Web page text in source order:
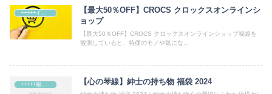
+++++イベント・ショップ
【最大50％OFF】CROCS クロックスオンラインシ
ョップ
【最大50％OFF】CROCS クロックスオンラインショップ福袋を
観測していると、特価のモノや気にな...
+++++福袋++++++ 【心の琴線】紳士の持ち物 福袋 2024